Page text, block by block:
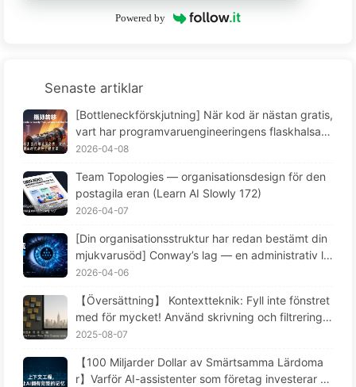
Powered by
Senaste artiklar
[Bottleneckförskjutning] När kod är nästan gratis,
vart har programvaruengineeringens flaskhalsar t
agit vägen? Förändringar inom programvaruengin
2026-04-08
Team Topologies — organisationsdesign för den
postagila eran (Learn AI Slowly 172)
2026-04-07
[Din organisationsstruktur har redan bestämt din
mjukvarusöd] Conway’s lag — en administrativ la
g som har underskattats i 56 år Software engine
2026-04-06
【Översättning】 Kontextteknik: Fyll inte fönstret
med för mycket! Använd skrivning och filtrering i
fyra steg, var försiktig med förorening och förvirri
ngsamt 170
2025-08-07
【100 Miljarder Dollar av Smärtsamma Lärdoma
r】Varför AI-assistenter som företag investerar st